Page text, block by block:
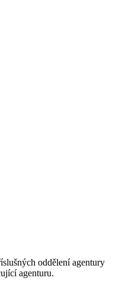
oddělení agentury
agenturu.